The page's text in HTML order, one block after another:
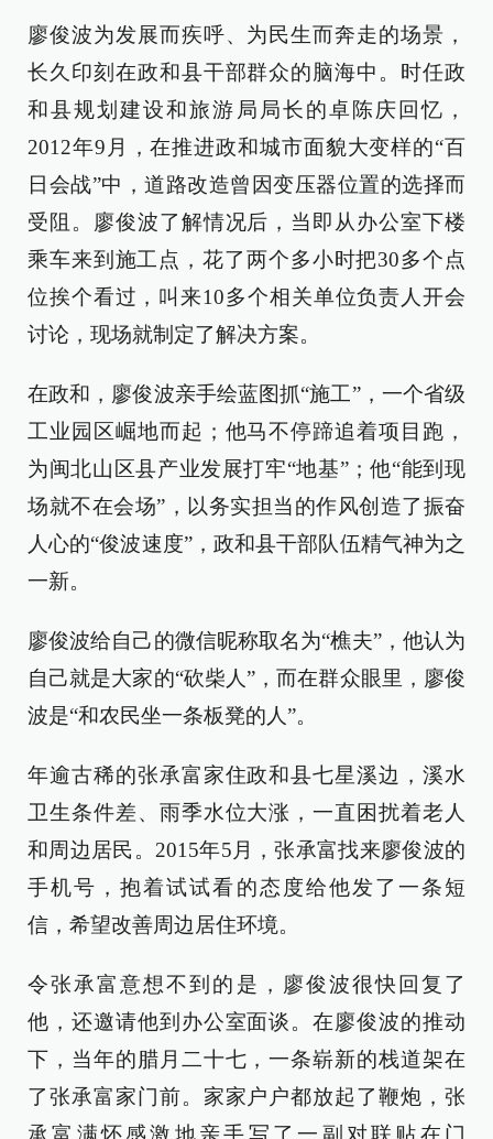
廖俊波为发展而疾呼、为民生而奔走的场景，
长久印刻在政和县干部群众的脑海中。时任政
和县规划建设和旅游局局长的卓陈庆回忆，
2012年9月，在推进政和城市面貌大变样的“百
日会战”中，道路改造曾因变压器位置的选择而
受阻。廖俊波了解情况后，当即从办公室下楼
乘车来到施工点，花了两个多小时把30多个点
位挨个看过，叫来10多个相关单位负责人开会
讨论，现场就制定了解决方案。
在政和，廖俊波亲手绘蓝图抓“施工”，一个省级
工业园区崛地而起；他马不停蹄追着项目跑，
为闽北山区县产业发展打牢“地基”；他“能到现
场就不在会场”，以务实担当的作风创造了振奋
人心的“俊波速度”，政和县干部队伍精气神为之
一新。
廖俊波给自己的微信昵称取名为“樵夫”，他认为
自己就是大家的“砍柴人”，而在群众眼里，廖俊
波是“和农民坐一条板凳的人”。
年逾古稀的张承富家住政和县七星溪边，溪水
卫生条件差、雨季水位大涨，一直困扰着老人
和周边居民。2015年5月，张承富找来廖俊波的
手机号，抱着试试看的态度给他发了一条短
信，希望改善周边居住环境。
令张承富意想不到的是，廖俊波很快回复了
他，还邀请他到办公室面谈。在廖俊波的推动
下，当年的腊月二十七，一条崭新的栈道架在
了张承富家门前。家家户户都放起了鞭炮，张
承富满怀感激地亲手写了一副对联贴在门